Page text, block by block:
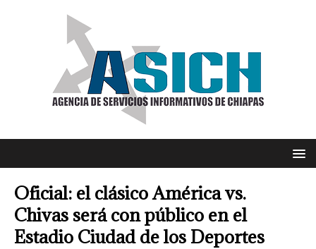
Oficial: el clásico América vs.
Chivas será con público en el
Estadio Ciudad de los Deportes